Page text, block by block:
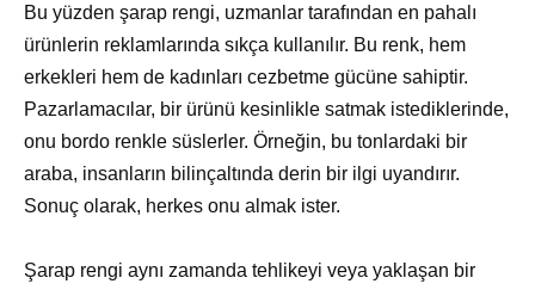
Bu yüzden şarap rengi, uzmanlar tarafından en pahalı
ürünlerin reklamlarında sıkça kullanılır. Bu renk, hem
erkekleri hem de kadınları cezbetme gücüne sahiptir.
Pazarlamacılar, bir ürünü kesinlikle satmak istediklerinde,
onu bordo renkle süslerler. Örneğin, bu tonlardaki bir
araba, insanların bilinçaltında derin bir ilgi uyandırır.
Sonuç olarak, herkes onu almak ister.
Şarap rengi aynı zamanda tehlikeyi veya yaklaşan bir